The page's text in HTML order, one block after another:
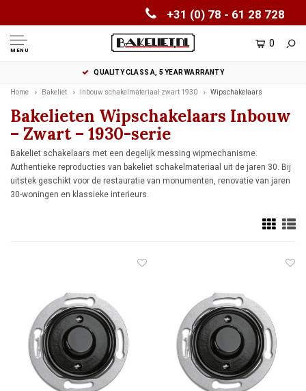
+31 (0) 78 - 61 28 728
MENU
0
QUALITY CLASS A, 5 YEAR WARRANTY
Home Bakeliet Inbouw schakelmateriaal zwart 1930 Wipschakelaars
Bakelieten Wipschakelaars Inbouw
– Zwart – 1930-serie
Bakeliet schakelaars met een degelijk messing wipmechanisme.
Authentieke reproducties van bakeliet schakelmateriaal uit de jaren 30. Bij
uitstek geschikt voor de restauratie van monumenten, renovatie van jaren
30-woningen en klassieke interieurs.